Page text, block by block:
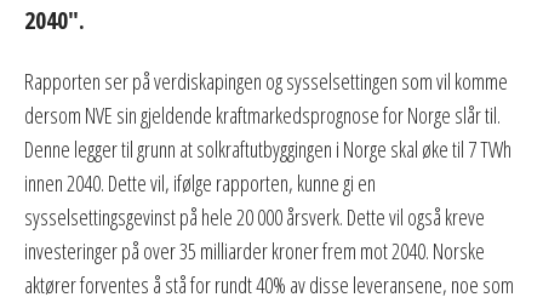
2040".
Rapporten ser på verdiskapingen og sysselsettingen som vil komme
dersom NVE sin gjeldende kraftmarkedsprognose for Norge slår til.
Denne legger til grunn at solkraftutbyggingen i Norge skal øke til 7 TWh
innen 2040. Dette vil, ifølge rapporten, kunne gi en
sysselsettingsgevinst på hele 20 000 årsverk. Dette vil også kreve
investeringer på over 35 milliarder kroner frem mot 2040. Norske
aktører forventes å stå for rundt 40% av disse leveransene, noe som